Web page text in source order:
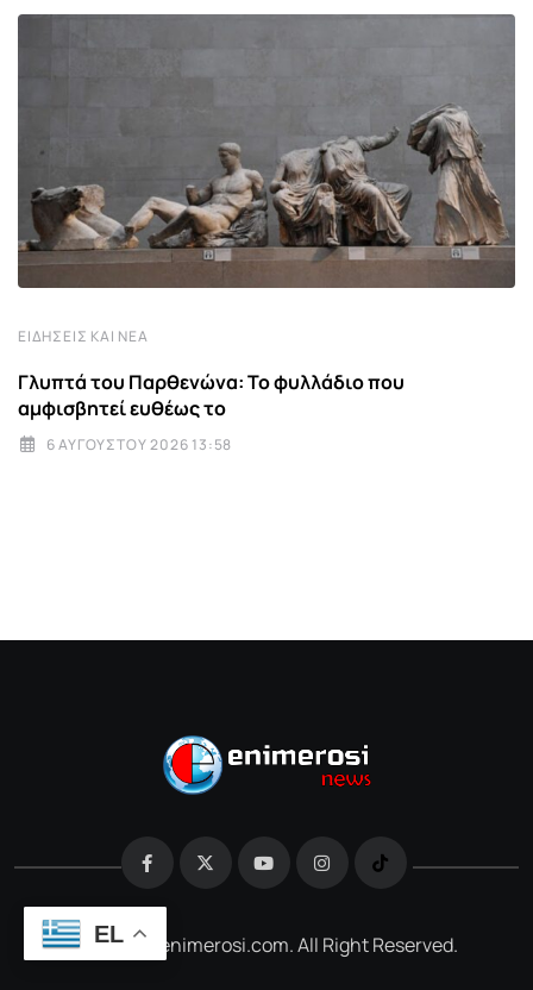
ΕΙΔΉΣΕΙΣ ΚΑΙ ΝΈΑ
Γλυπτά του Παρθενώνα: Το φυλλάδιο που
αμφισβητεί ευθέως το
6 ΑΥΓΟΎΣΤΟΥ 2026 13:58
@2026 e-enimerosi.com. All Right Reserved.
EL